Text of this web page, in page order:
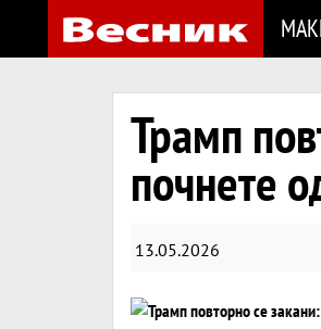
Трамп
почнете
13.05.2026